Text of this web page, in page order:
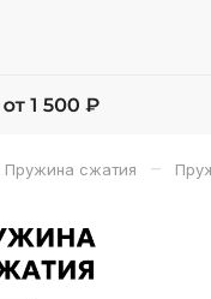
Пружина сжатия –